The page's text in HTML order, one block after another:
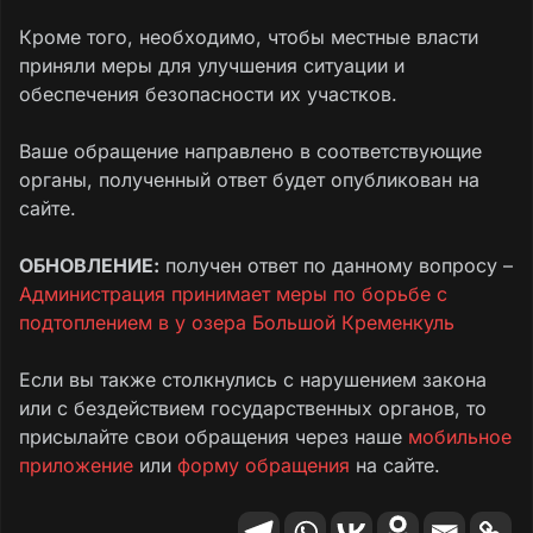
Может ваша организация проверить
состояние этого канала, ведь на его
денег?
Мы живем в другом городе, в новый дом
собираемся переехать после выхода на
пока работать, чтобы достроить дом) и не
знаем, где проходит этот канал, но местные
власти наверное знают.
Текст обращения
Кроме того, необходимо, чтобы местные власти
приняли меры для улучшения ситуации и
обеспечения безопасности их участков.
Ваше обращение направлено в соответствующие
органы, полученный ответ будет опубликован на
сайте.
ОБНОВЛЕНИЕ: получен ответ по данному вопросу –
Администрация принимает меры по борьбе с
подтоплением в у озера Большой Кременкуль
Если вы также столкнулись с нарушением закона
или с бездействием государственных органов, то
присылайте свои обращения через наше мобильное
приложение или форму обращения на сайте.